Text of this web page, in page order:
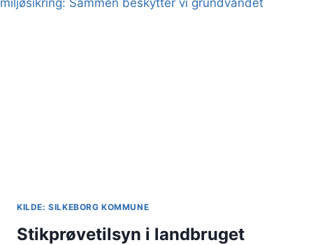
OMRÅDER
KILDE: SILKEBORG KOMMUNE
Stikprøvetilsyn i landbruget